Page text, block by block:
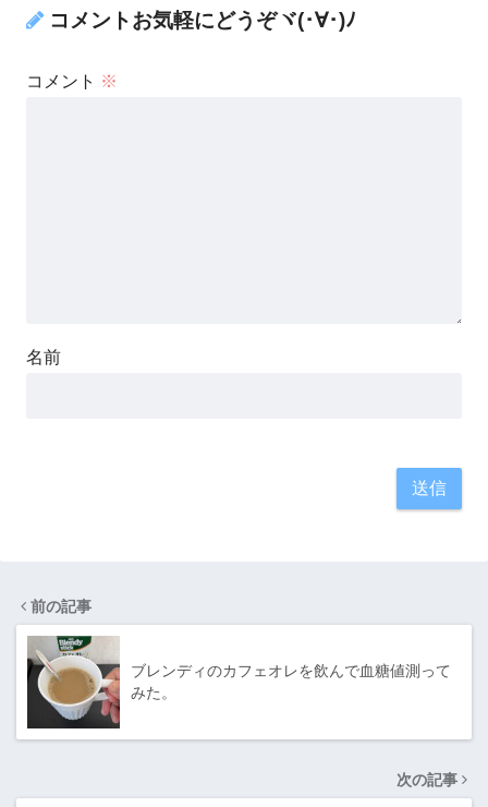
コメントお気軽にどうぞヾ(･∀･)ﾉ
コメント ※
名前
前の記事
ブレンディのカフェオレを飲んで血糖値測って
みた。
次の記事